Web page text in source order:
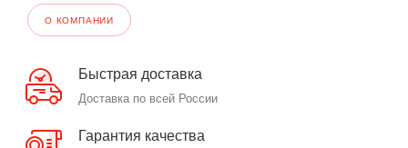
О КОМПАНИИ
Быстрая доставка
Доставка по всей России
Гарантия качества